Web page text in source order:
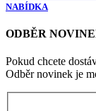
NABÍDKA
ODBĚR
Pokud chcete
Odběr novinek je